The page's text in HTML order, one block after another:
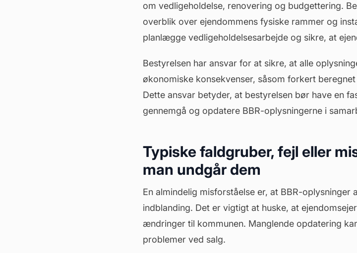
om vedligeholdelse, renovering og budgettering.
overblik over ejendommens fysiske rammer og
planlægge vedligeholdelsesarbejde og sikre, at
Bestyrelsen har ansvar for at sikre, at alle
økonomiske konsekvenser, såsom forkert
Dette ansvar betyder, at bestyrelsen bør have en
gennemgå og opdatere BBR-oplysningerne i
Typiske faldgruber, fejl eller
man undgår dem
En almindelig misforståelse er, at BBR-oplysninger
indblanding. Det er vigtigt at huske, at
ændringer til kommunen. Manglende opdatering
problemer ved salg.